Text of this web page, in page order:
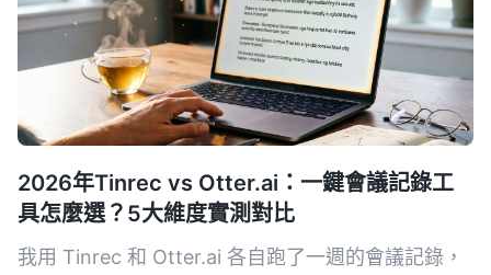
2026年Tinrec vs Otter.ai：一鍵會議記錄工
具怎麼選？5大維度實測對比
我用 Tinrec 和 Otter.ai 各自跑了一週的會議記錄，